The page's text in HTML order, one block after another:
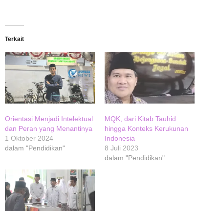
Terkait
Orientasi Menjadi Intelektual
dan Peran yang Menantinya
1 Oktober 2024
dalam "Pendidikan"
MQK, dari Kitab Tauhid
hingga Konteks Kerukunan
Indonesia
8 Juli 2023
dalam "Pendidikan"